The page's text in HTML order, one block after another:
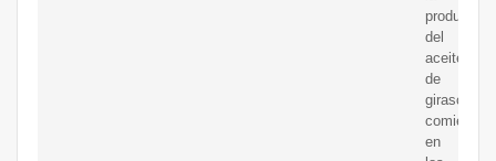
producción
del
aceite
de
girasol
comienza
en